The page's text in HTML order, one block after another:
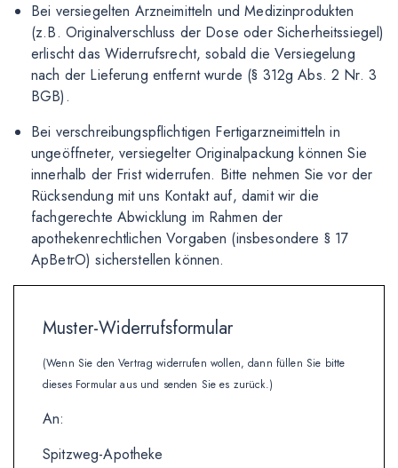
Bei versiegelten Arzneimitteln und Medizinprodukten
(z.B. Originalverschluss der Dose oder Sicherheitssiegel)
erlischt das Widerrufsrecht, sobald die Versiegelung
nach der Lieferung entfernt wurde (§ 312g Abs. 2 Nr. 3
BGB).
Bei verschreibungspflichtigen Fertigarzneimitteln in
ungeöffneter, versiegelter Originalpackung können Sie
innerhalb der Frist widerrufen. Bitte nehmen Sie vor der
Rücksendung mit uns Kontakt auf, damit wir die
fachgerechte Abwicklung im Rahmen der
apothekenrechtlichen Vorgaben (insbesondere § 17
ApBetrO) sicherstellen können.
Muster-Widerrufsformular
(Wenn Sie den Vertrag widerrufen wollen, dann füllen Sie bitte
dieses Formular aus und senden Sie es zurück.)
An:
Spitzweg-Apotheke